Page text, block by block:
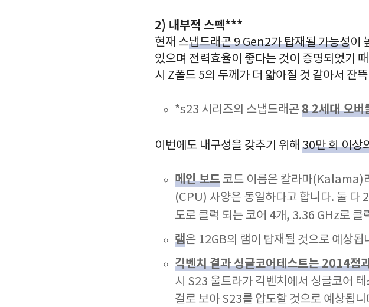
2) 내부적 스펙***
현재 스냅드래곤 9 Gen2가 탑재될 가능성이
있으며 전력효율이 좋다는 것이 증명되었기
시 Z폴드 5의 두께가 더 얇아질 것 같아서 잔
*s23 시리즈의 스냅드래곤8 2세대 오버
이번에도 내구성을 갖추기 위해 30만 회 이상
메인 보드 코드 이름은 칼라마(Kalama)
(CPU) 사양은 동일하다고 합니다. 둘 다
도로 클럭 되는 코어 4개, 3.36 GHz로 클
램은 12GB의 램이 탑재될 것으로 예상됩
긱벤치 결과 싱글코어테스트는 2014점
시 S23 울트라가 긱벤치에서 싱글코어
걸로 보아 S23를 압도할 것으로 예상됩니